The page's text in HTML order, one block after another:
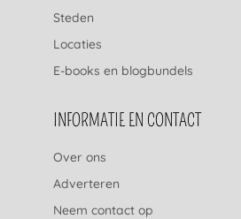
Steden
Locaties
E-books en blogbundels
INFORMATIE EN CONTACT
Over ons
Adverteren
Neem contact op